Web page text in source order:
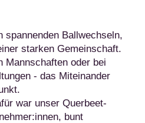
spannenden Ballwechseln,
starken Gemeinschaft.
Mannschaften oder bei
- das Miteinander
war unser Querbeet-
bunt